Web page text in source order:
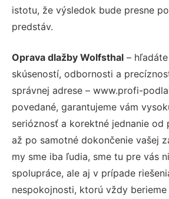
istotu, že výsledok bude presne
predstáv.
Oprava dlažby Wolfsthal –
skúseností, odbornosti a
správnej adrese – www.profi-
povedané, garantujeme vám
serióznosť a korektné jednanie od
až po samotné dokončenie vašej
my sme iba ľudia, sme tu pre vás
spolupráce, ale aj v prípade
nespokojnosti, ktorú vždy berieme